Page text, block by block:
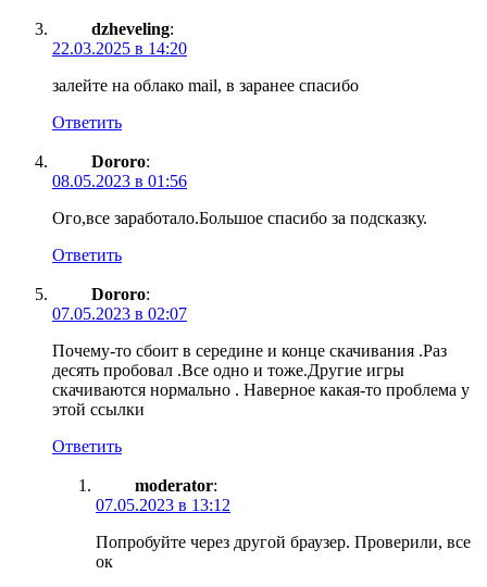
dzheveling:
22.03.2025 в 14:20
залейте на облако mail, в заранее спасибо
Ответить
Dororo:
08.05.2023 в 01:56
Ого,все заработало.Большое спасибо за подсказку.
Ответить
Dororo:
07.05.2023 в 02:07
Почему-то сбоит в середине и конце скачивания .Раз
десять пробовал .Все одно и тоже.Другие игры
скачиваются нормально . Наверное какая-то проблема у
этой ссылки
Ответить
moderator:
07.05.2023 в 13:12
Попробуйте через другой браузер. Проверили, все
ок